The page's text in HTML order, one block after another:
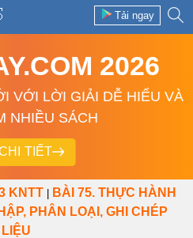
Tải ngay
2026
VỚI LỜI GIẢI DỄ HIỂU VÀ
NHIỀU SÁCH
TIẾT
KNTT
BÀI 75. THỰC HÀNH
PHÂN LOẠI, GHI CHÉP